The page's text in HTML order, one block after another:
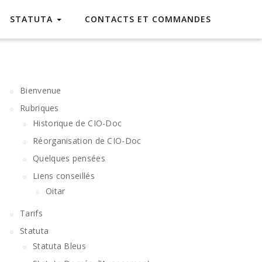
STATUTA CONTACTS ET COMMANDES
Bienvenue
Rubriques
Historique de CIO-Doc
Réorganisation de CIO-Doc
Quelques pensées
Liens conseillés
Oitar
Tarifs
Statuta
Statuta Bleus